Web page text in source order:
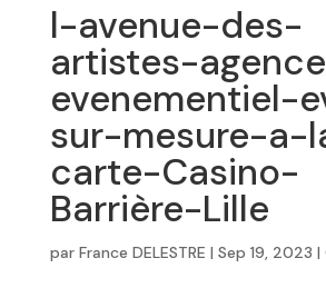
l-avenue-des-
artistes-
evenementiel-
sur-mesure-a-
carte-Casino-
Barrière-Lille
par France DELESTRE | Sep 19, 2023 |